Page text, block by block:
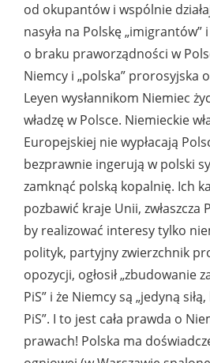
od okupantów i wspólnie
nasyła na Polskę „imigrantów”
o braku praworządności w
Niemcy i „polska” prorosyjska
Leyen wysłannikom Niemiec
władzę w Polsce. Niemieckie
Europejskiej nie wypłacają
bezprawnie ingerują w polski
zamknąć polską kopalnię. Ich
pozbawić kraje Unii, zwłaszcza
by realizować interesy tylko
polityk, partyjny zwierzchnik
opozycji, ogłosił „zbudowanie
PiS” i że Niemcy są „jedyną
PiS”. I to jest cała prawda o
prawach! Polska ma